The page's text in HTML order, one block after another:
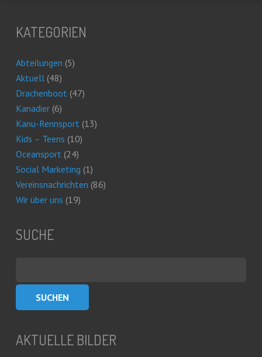
KATEGORIEN
Abteilungen (5)
Aktuell(48)
Drachenboot(47)
Kanadier(6)
Kanu-Rennsport(13)
Kids – Teens (10)
Oceansport(24)
Social Marketing (1)
Vereinsnachrichten (86)
Wir über uns (19)
SUCHE
AKTUELLE BILDER